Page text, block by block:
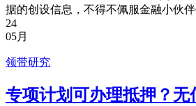
据的创设信息，不得不佩服金融小伙
24
05月
领带研究
专项计划可办理抵押？无